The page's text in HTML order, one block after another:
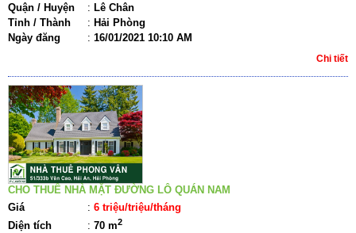
Quận / Huyện : Lê Chân
Tỉnh / Thành
: Hải Phòng
Ngày đăng
: 16/01/2021 10:10 AM
Chi tiết
CHO THUÊ NHÀ MẶT ĐƯỜNG LÔ QUÁN NAM
Giá
: 6 triệu/triệu/tháng
Diện tích
: 70 m2